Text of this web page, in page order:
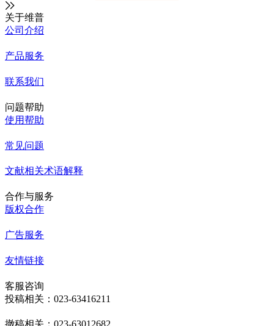
关于维普
公司介绍
产品服务
联系我们
问题帮助
使用帮助
常见问题
文献相关术语解释
合作与服务
版权合作
广告服务
友情链接
客服咨询
投稿相关：023-63416211